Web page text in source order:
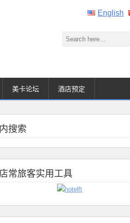
English
美卡论坛 酒店预定
搜索
常旅客实用工具